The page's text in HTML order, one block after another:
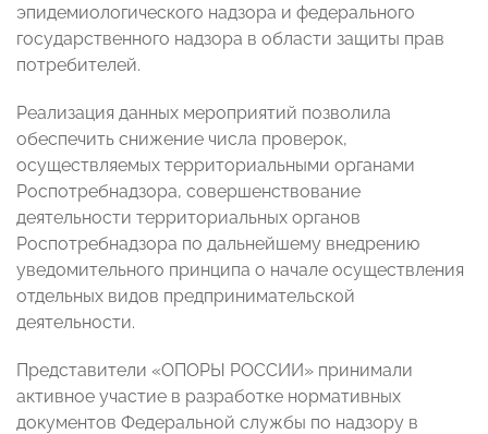
эпидемиологического надзора и федерального
государственного надзора в области защиты прав
потребителей.
Реализация данных мероприятий позволила
обеспечить снижение числа проверок,
осуществляемых территориальными органами
Роспотребнадзора, совершенствование
деятельности территориальных органов
Роспотребнадзора по дальнейшему внедрению
уведомительного принципа о начале осуществления
отдельных видов предпринимательской
деятельности.
Представители «ОПОРЫ РОССИИ» принимали
активное участие в разработке нормативных
документов Федеральной службы по надзору в